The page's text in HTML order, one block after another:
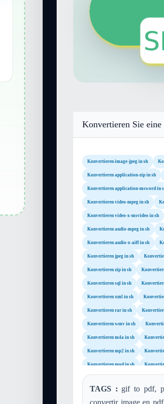
Konvertieren Sie eine
Konvertieren image-jpeg in sh
Konvertieren application-zip in sh
Konvertieren application-msword in
Konvertieren video-mpeg in sh
Konvertieren video-x-msvideo in sh
Konvertieren audio-mpeg in sh
Konvertieren audio-x-aiff in sh
Konvertieren jpeg in sh
Konvertieren zip in sh
Konvertieren sql in sh
Konvertieren xml in sh
Konvertieren rar in sh
Konvertieren wmv in sh
Konvertieren m4a in sh
Konvertieren mp2 in sh
Konvertieren mod in sh
Konvertieren image-webp in sh
TAGS : gif to pdf,